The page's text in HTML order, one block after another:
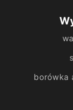
borówka